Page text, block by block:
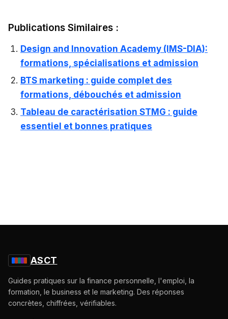
Publications Similaires :
Design and Innovation Academy (IMS-DIA):
formations, spécialisations et admission
BTS marketing : guide complet des
formations, débouchés et admission
Tableau de caractérisation STMG : guide
essentiel et bonnes pratiques
ASCT
Guides pratiques sur la finance personnelle, l'emploi, la
formation, le business et le marketing. Des réponses
concrètes, chiffrées, vérifiables.